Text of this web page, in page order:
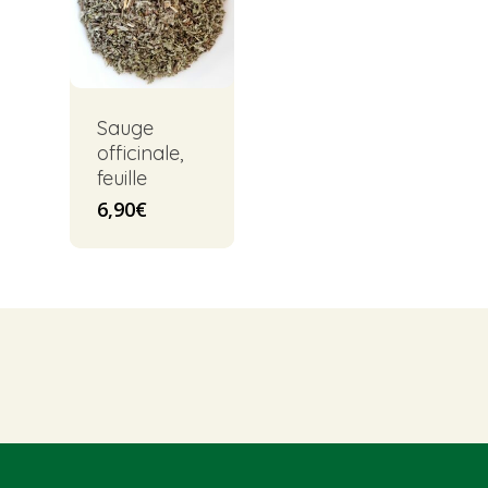
Sauge
officinale,
feuille
6,90€